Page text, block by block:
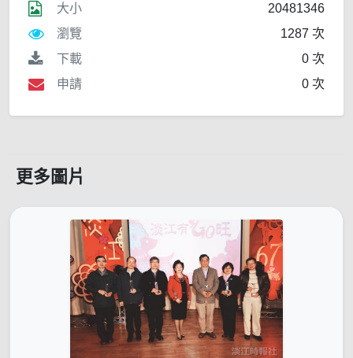
大小
20481346
瀏覽
1287 次
下載
0 次
申請
0 次
更多圖片